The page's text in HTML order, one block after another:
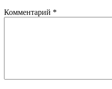
Комментарий *